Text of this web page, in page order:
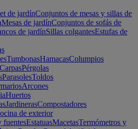
de jardínConjuntos de mesas y sillas de
Mesas de jardínConjuntos de sofás de
de jardínSillas colgantesEstufas de
TumbonasHamacasColumpios
CarpasPérgolas
ParasolesToldos
Arcones
Huertos
JardinerasCompostadores
de exterior
fuentesEstatuasMacetasTermómetros y